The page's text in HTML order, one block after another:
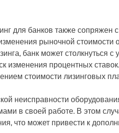
для банков также сопряжен
рыночной стоимости
банк может столкнуться
изменения процентных
стоимости лизинговых
неисправности
в своей работе. В этом
что может привести к